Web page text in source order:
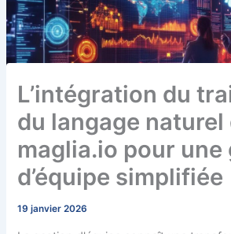
L’intégration du
du langage naturel
maglia.io pour une
d’équipe simplifiée
19 janvier 2026